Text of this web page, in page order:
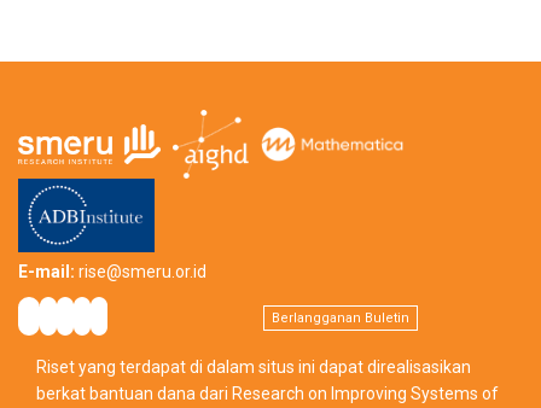
E-mail: rise@smeru.or.id
Berlangganan Buletin
Riset yang terdapat di dalam situs ini dapat direalisasikan
berkat bantuan dana dari Research on Improving Systems of